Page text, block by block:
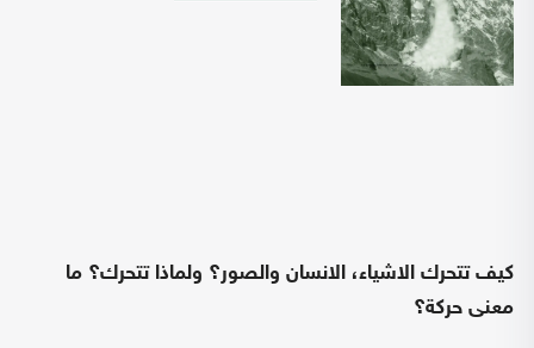
كيف تتحرك الاشياء، الانسان والصور؟ ولماذا تتحرك؟ ما
معنى حركة؟